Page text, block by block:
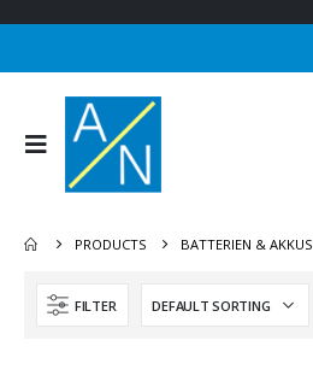
PRODUCTS BATTERIEN & AKKUS
FILTER